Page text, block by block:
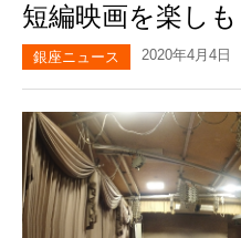
口コミ
マイページ
短編映画を楽しも
銀座ニュース 2020年4月4日